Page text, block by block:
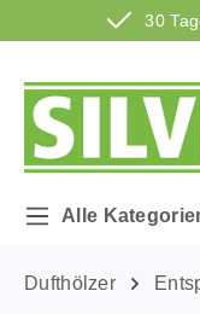
30
Hauptinhalt
Zur Suche springen
Zur
Alle
Dufthölzer